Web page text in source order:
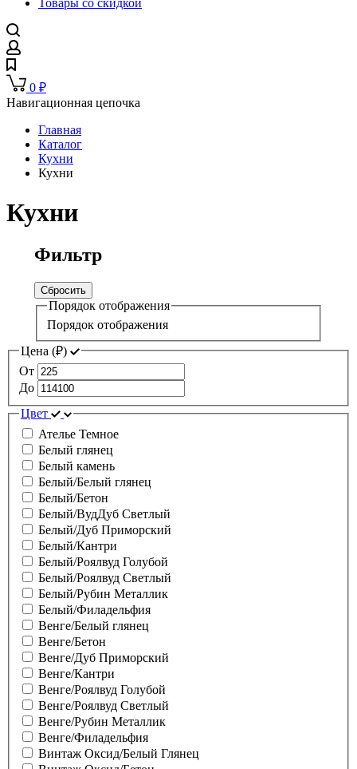
Товары со скидкой
0 ₽
Навигационная цепочка
Главная
Каталог
Кухни
Кухни
Кухни
Фильтр
Сбросить
Порядок отображения
Порядок отображения
Цена (₽)
От
До
Цвет
Ателье Темное
Белый глянец
Белый камень
Белый/Белый глянец
Белый/Бетон
Белый/ВудДуб Светлый
Белый/Дуб Приморский
Белый/Кантри
Белый/Роялвуд Голубой
Белый/Роялвуд Светлый
Белый/Рубин Металлик
Белый/Филадельфия
Венге/Белый глянец
Венге/Бетон
Венге/Дуб Приморский
Венге/Кантри
Венге/Роялвуд Голубой
Венге/Роялвуд Светлый
Венге/Рубин Металлик
Венге/Филадельфия
Винтаж Оксид/Белый Глянец